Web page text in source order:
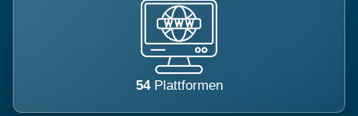
54 Plattformen